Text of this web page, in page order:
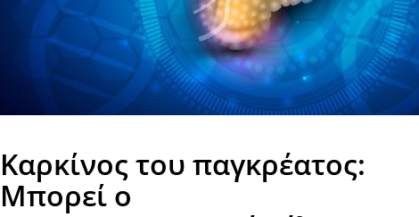
Καρκίνος του παγκρέατος:
Μπορεί ο